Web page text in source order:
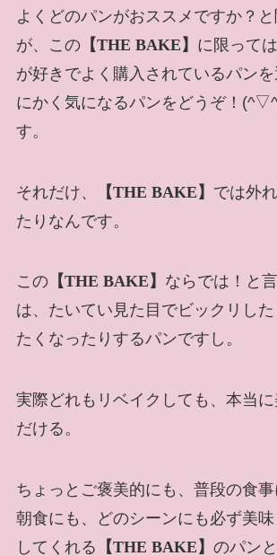
よくどのパンがおススメですか？
が、この【THE BAKE】 に限って
が好きでよく購入されているパン
にかく気になるパンをどうぞ！
す。
それだけ、 【THE BAKE】 では外
たりなんです。
この【THE BAKE】 ならでは！と
は、たいてい見た目でビックリし
たくなったりするパンですし。
実際どれもリベイクしても、本当
だける。
ちょっとご褒美的にも、普段の食
朝食にも、どのシーンにも必ず美
してくれる 【THE BAKE】 のパン